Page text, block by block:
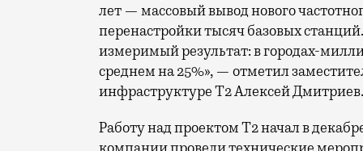
лет — массовый вывод нового
перенастройки тысяч базовых
измеримый результат: в городах-
среднем на 25%», — отметил
инфраструктуре Т2 Алексей Дмитриев.
Работу над проектом Т2 начал в
компании провели технические